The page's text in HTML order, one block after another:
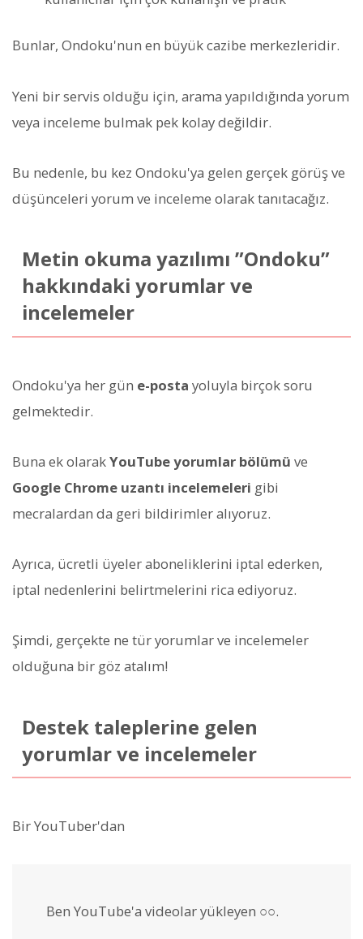
Bunlar, Ondoku'nun en büyük cazibe merkezleridir.
Yeni bir servis olduğu için, arama yapıldığında yorum
veya inceleme bulmak pek kolay değildir.
Bu nedenle, bu kez Ondoku'ya gelen gerçek görüş ve
düşünceleri yorum ve inceleme olarak tanıtacağız.
Metin okuma yazılımı ”Ondoku”
hakkındaki yorumlar ve
incelemeler
Ondoku'ya her gün e-posta yoluyla birçok soru
gelmektedir.
Buna ek olarakYouTube yorumlar bölümü ve
Google Chrome uzantı incelemeleri gibi
mecralardan da geri bildirimler alıyoruz.
Ayrıca, ücretli üyeler aboneliklerini iptal ederken,
iptal nedenlerini belirtmelerini rica ediyoruz.
Şimdi, gerçekte ne tür yorumlar ve incelemeler
olduğuna bir göz atalım!
Destek taleplerine gelen
yorumlar ve incelemeler
Bir YouTuber'dan
Ben YouTube'a videolar yükleyen ○○.